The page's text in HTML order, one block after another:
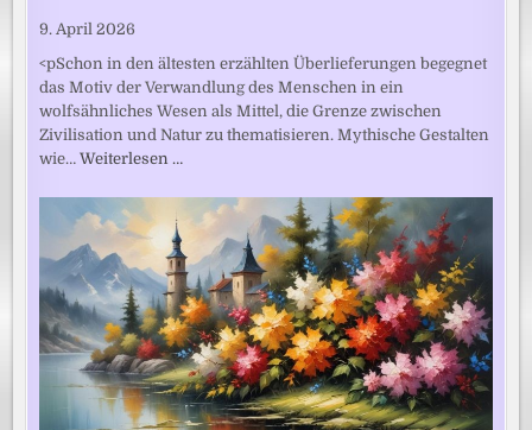
9. April 2026
<pSchon in den ältesten erzählten Überlieferungen begegnet
das Motiv der Verwandlung des Menschen in ein
wolfsähnliches Wesen als Mittel, die Grenze zwischen
Zivilisation und Natur zu thematisieren. Mythische Gestalten
wie…Weiterlesen …